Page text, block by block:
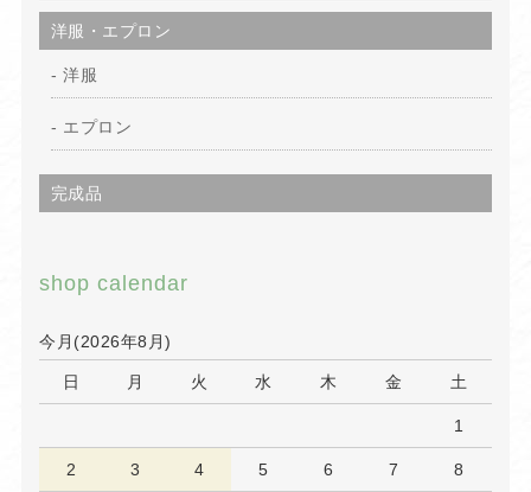
洋服・エプロン
洋服
エプロン
完成品
shop calendar
今月(2026年8月)
日 月 火 水 木 金 土
1
2 3 4 5 6 7 8